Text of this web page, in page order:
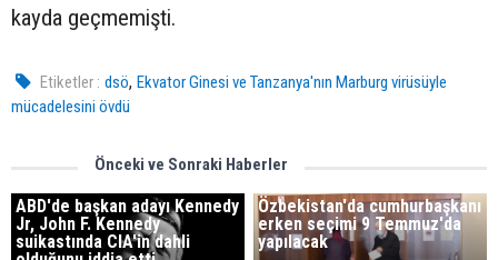
kayda geçmemişti.
Etiketler : dsö,Ekvator Ginesi ve Tanzanya'nın Marburg virüsüyle
mücadelesini övdü
Önceki ve Sonraki Haberler
ABD'de başkan adayı Kennedy
Jr, John F. Kennedy
suikastında CIA'in dahli
Özbekistan'da cumhurbaşkanı
erken seçimi 9 Temmuz'da
yapılacak